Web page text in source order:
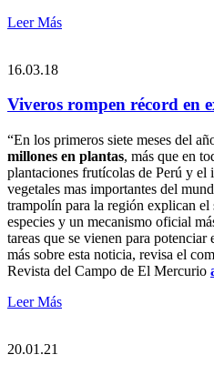
Leer Más
16.03.18
Viveros rompen récord en
“En los primeros siete meses del
millones en plantas, más que en
plantaciones frutícolas de Perú y el
vegetales mas importantes del
trampolín para la región explican
especies y un mecanismo oficial
tareas que se vienen para
más sobre esta noticia, revisa el
Revista del Campo de El Mercurio
Leer Más
20.01.21